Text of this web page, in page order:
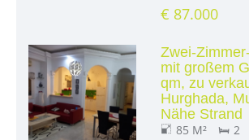
€ 87.000
Zwei-
mit großem
qm, zu
Hurghada,
Nähe Strand
85 M² 2